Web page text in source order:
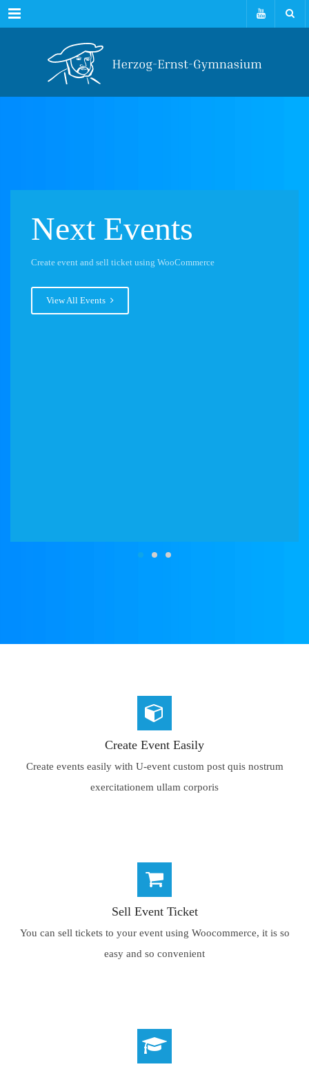
Menu
Next Events
Create event and sell ticket using WooCommerce
View All Events
Create Event Easily
Create events easily with U-event custom post quis nostrum
exercitationem ullam corporis
Sell Event Ticket
You can sell tickets to your event using Woocommerce, it is so
easy and so convenient